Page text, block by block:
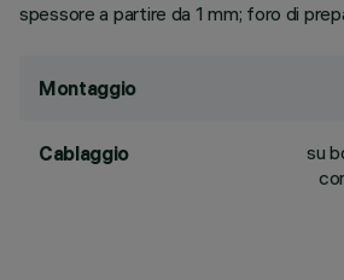
spessore a partire da 1 mm; foro di
Montaggio
Cablaggio
su